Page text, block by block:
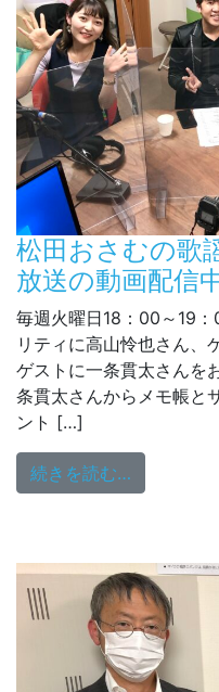
松田おさむの歌
放送の動画配信
毎週火曜日18：00～19
リティに高山怜也さん、
ゲストに一条貫太さんを
条貫太さんからメモ帳と
ント […]
続きを読む…